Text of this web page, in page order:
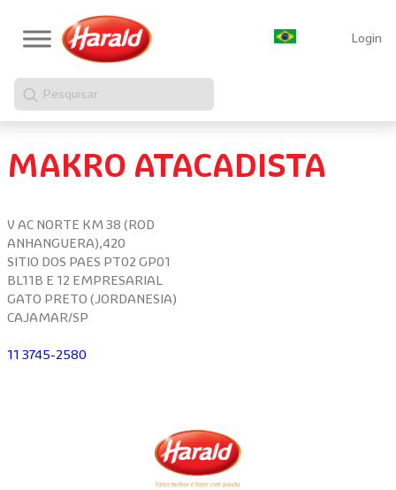
Login
Pesquisar
MAKRO ATACADISTA
V AC NORTE KM 38 (ROD
ANHANGUERA),420
SITIO DOS PAES PT02 GP01
BL11B E 12 EMPRESARIAL
GATO PRETO (JORDANESIA)
CAJAMAR/SP
11 3745-2580